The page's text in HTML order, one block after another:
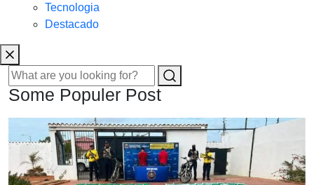
Tecnologia
Destacado
Some Populer Post